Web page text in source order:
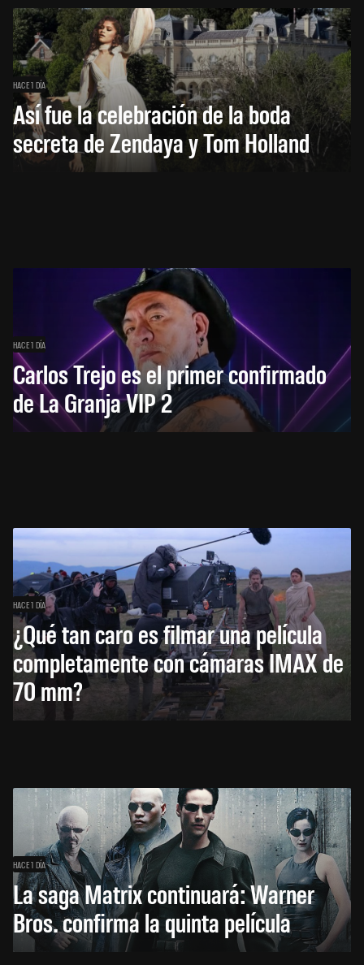
HACE 1 DÍA
Así fue la celebración de la boda
secreta de Zendaya y Tom Holland
HACE 1 DÍA
Carlos Trejo es el primer confirmado
de La Granja VIP 2
HACE 1 DÍA
¿Qué tan caro es filmar una película
completamente con cámaras IMAX de
70 mm?
HACE 1 DÍA
La saga Matrix continuará: Warner
Bros. confirma la quinta película